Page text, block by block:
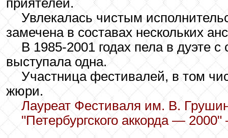
приятелей.
Увлекалась чистым
замечена в составах нескольких
В 1985-2001 годах пела в дуэте
выступала одна.
Участница фестивалей, в том
жюри.
Лауреат Фестиваля им. В.
"Петербургского аккорда —